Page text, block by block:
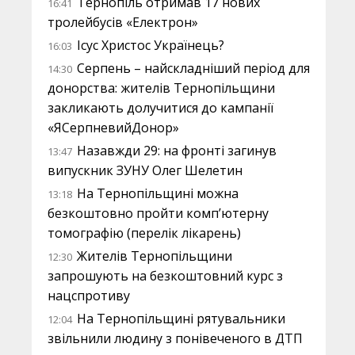
16:41
тролейбусів «Електрон»
16:03 Ісус Христос Українець?
14:30 Серпень – найскладніший період для
донорства: жителів Тернопільщини
закликають долучитися до кампанії
«ЯСерпневийДонор»
13:47 Назавжди 29: на фронті загинув
випускник ЗУНУ Олег Шелетин
13:18 На Тернопільщині можна
безкоштовно пройти комп’ютерну
томографію (перелік лікарень)
12:30 Жителів Тернопільщини
запрошують на безкоштовний курс з
нацспротиву
12:04 На Тернопільщині рятувальники
звільнили людину з понівеченого в ДТП